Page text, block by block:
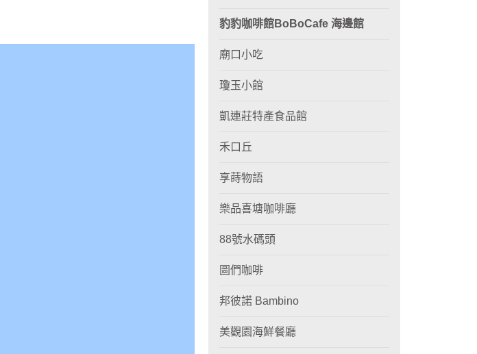
豹豹咖啡館BoBoCafe 海邊館
廟口小吃
瓊玉小館
凱連莊特產食品館
禾口丘
享蒔物語
樂品喜塘咖啡廳
88號水碼頭
圖們咖啡
邦彼諾 Bambino
美觀園海鮮餐廳